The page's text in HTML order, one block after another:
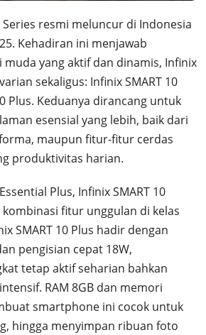
Series resmi meluncur di Indonesia
Kehadiran ini menjawab
yang aktif dan dinamis, Infinix
sekaligus: Infinix SMART 10
Plus. Keduanya dirancang untuk
esensial yang lebih, baik dari
maupun fitur-fitur cerdas
produktivitas harian.
Plus, Infinix SMART 10
fitur unggulan di kelas
SMART 10 Plus hadir dengan
pengisian cepat 18W,
tetap aktif seharian bahkan
RAM 8GB dan memori
smartphone ini cocok untuk
hingga menyimpan ribuan foto